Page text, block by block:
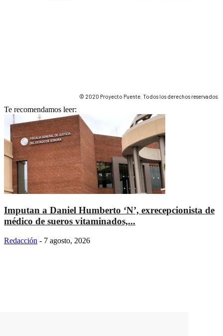
© 2020 Proyecto Puente. Todos los derechos reservados.
Te recomendamos leer:
Imputan a Daniel Humberto ‘N’, exrecepcionista de
médico de sueros vitaminados,...
Redacción - 7 agosto, 2026